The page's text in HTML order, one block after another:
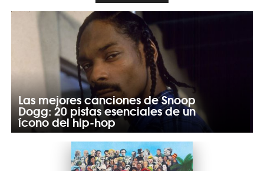
Las mejores canciones de Snoop
Dogg: 20 pistas esenciales de un
ícono del hip-hop